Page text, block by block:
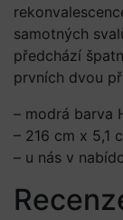
samotných
předchází
prvních dvou
– modrá barva
– 216 cm x 5,1
– u nás v